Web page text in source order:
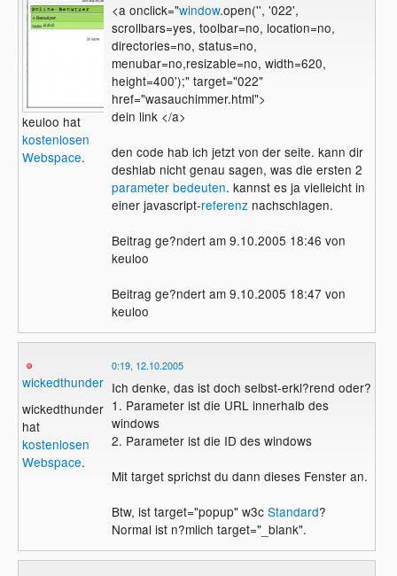
keuloo hat
kostenlosen
Webspace.
<a onclick="window.open('', '022',
scrollbars=yes, toolbar=no, location=no,
directories=no, status=no,
menubar=no,resizable=no, width=620,
height=400');" target="022"
href="wasauchimmer.html">
dein link </a>
den code hab ich jetzt von der seite. kann dir
deshlab nicht genau sagen, was die ersten 2
parameter bedeuten. kannst es ja vielleicht in
einer javascript-referenznachschlagen.
Beitrag ge?ndert am 9.10.2005 18:46 von
keuloo
Beitrag ge?ndert am 9.10.2005 18:47 von
keuloo
wickedthunder
wickedthunder
hat
kostenlosen
Webspace.
0:19, 12.10.2005
Ich denke, das ist doch selbst-erkl?rend oder?
1. Parameter ist die URL innerhalb des
windows
2. Parameter ist die ID des windows
Mit target sprichst du dann dieses Fenster an.
Btw, ist target="popup" w3c Standard?
Normal ist n?mlich target="_blank".